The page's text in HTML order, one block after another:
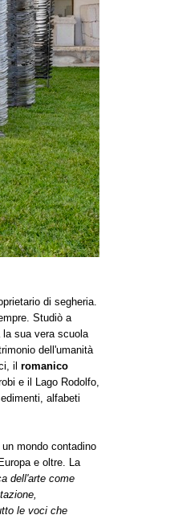
di segheria.
Studiò a
la sua vera scuola
dell'umanità
il romanico
e il Lago Rodolfo,
alfabeti
mondo contadino
e oltre. La
dell'arte come
le voci che